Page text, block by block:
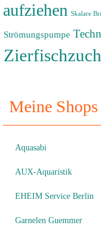
aufziehen
Skalare
Strömungspumpe
Meine
Aquasabi
AUX-Aquaristik
EHEIM Service Berlin
Garnelen Guemmer